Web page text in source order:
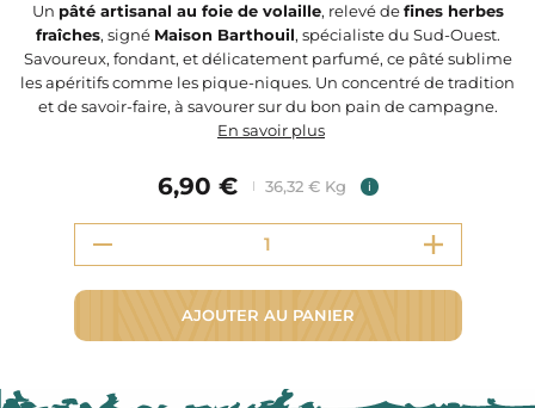
Un pâté artisanal au foie de volaille, relevé defines herbes
fraîches, signé Maison Barthouil, spécialiste du Sud-Ouest.
Savoureux, fondant, et délicatement parfumé, ce pâté sublime
les apéritifs comme les pique-niques. Un concentré de tradition
et de savoir-faire, à savourer sur du bon pain de campagne.
En savoir plus
6,90 € 36,32 € Kg i
AJOUTER AU PANIER